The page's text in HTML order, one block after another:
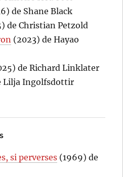
de Shane Black
de Christian Petzold
(2023) de Hayao
de Richard Linklater
Lilja Ingolfsdottir
si perverses (1969) de